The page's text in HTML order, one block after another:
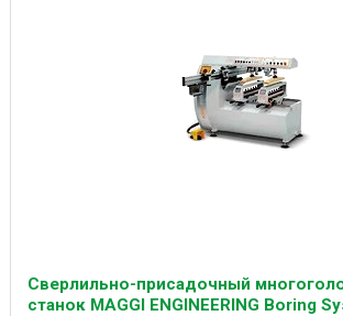
Сверлильно-присадочный
станок MAGGI ENGINEERING Boring